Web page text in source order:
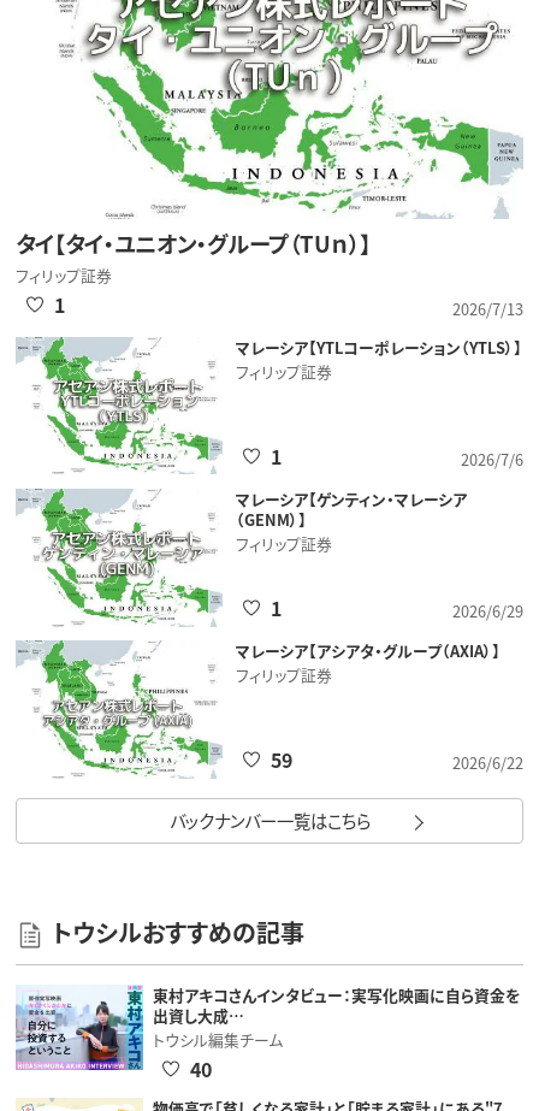
タイ【タイ・ユニオン・グループ（TUｎ）】
フィリップ証券
2026/7/13
1
マレーシア【YTLコーポレーション（YTLS）】
フィリップ証券
2026/7/6
1
マレーシア【ゲンティン・マレーシア
（GENM）】
フィリップ証券
2026/6/29
1
マレーシア【アシアタ・グループ（AXIA）】
フィリップ証券
2026/6/22
59
バックナンバー一覧はこちら
トウシルおすすめの記事
東村アキコさんインタビュー：実写化映画に自ら資金を
出資し大成…
トウシル編集チーム
40